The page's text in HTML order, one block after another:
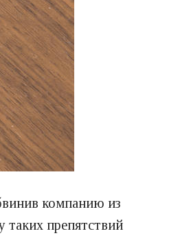
компанию из
таких препятствий